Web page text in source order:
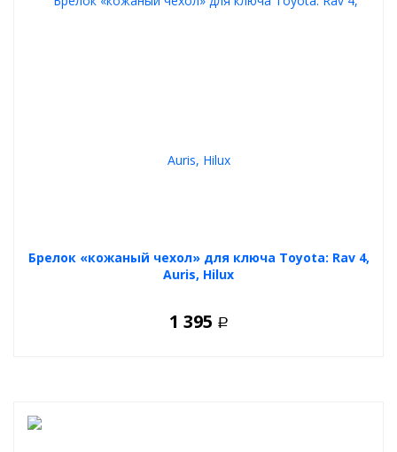
Брелок «кожаный чехол» для ключа Toyota: Rav 4,
Auris, Hilux
1 395 Р